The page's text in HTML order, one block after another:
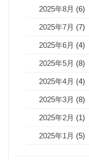
2025年8月 (6)
2025年7月 (7)
2025年6月 (4)
2025年5月 (8)
2025年4月 (4)
2025年3月 (8)
2025年2月 (1)
2025年1月 (5)